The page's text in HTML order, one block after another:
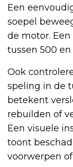
Een
soepel
de motor.
tussen 500
Ook
speling in de
betekent
rebuilden of
Een visuele
toont
voorwerpen